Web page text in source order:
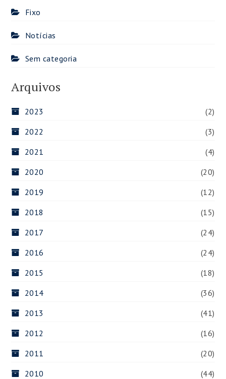
Fixo
Notícias
Sem categoria
Arquivos
2023
(2)
2022
(3)
2021
(4)
2020
(20)
2019
(12)
2018
(15)
2017
(24)
2016
(24)
2015
(18)
2014
(36)
2013
(41)
2012
(16)
2011
(20)
2010
(44)